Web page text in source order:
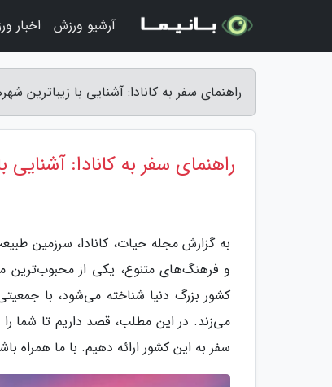
راهنمای سفر به کانادا: آشنایی با زیباترین
راهنمای سفر به کانادا:
به گزارش مجله حیات، کانادا، سرزمین
و فرهنگ‌های متنوع، یکی از محبوب‌ترین
کشور بزرگ دنیا شناخته می‌شود، با
می‌زند. در این مطلب، قصد داریم تا شما را
سفر به این کشور ارائه دهیم. با ما همراه
آرشیو ورزش اخبار